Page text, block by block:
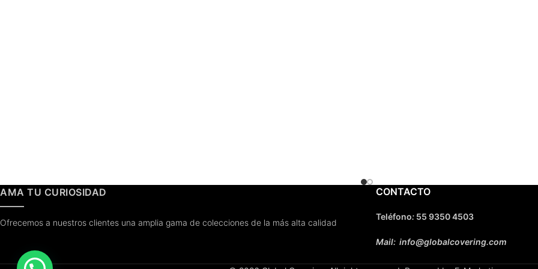
AMA TU CURIOSIDAD
Ofrecemos a nuestros clientes una amplia gama de colecciones de la más alta calidad
CONTACTO
Teléfono: 55 9350 4503
Mail: info@globalcovering.com